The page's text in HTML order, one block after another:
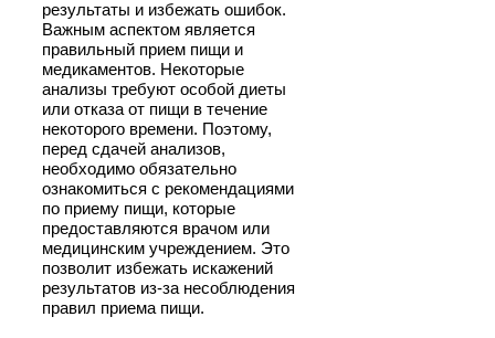
результаты и избежать ошибок.
Важным аспектом является
правильный прием пищи и
медикаментов. Некоторые
анализы требуют особой диеты
или отказа от пищи в течение
некоторого времени. Поэтому,
перед сдачей анализов,
необходимо обязательно
ознакомиться с рекомендациями
по приему пищи, которые
предоставляются врачом или
медицинским учреждением. Это
позволит избежать искажений
результатов из-за несоблюдения
правил приема пищи.